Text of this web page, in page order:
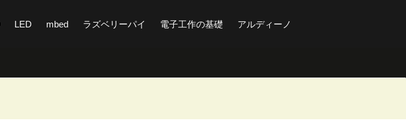
LED mbed ラズベリーパイ 電子工作の基礎 アルディーノ